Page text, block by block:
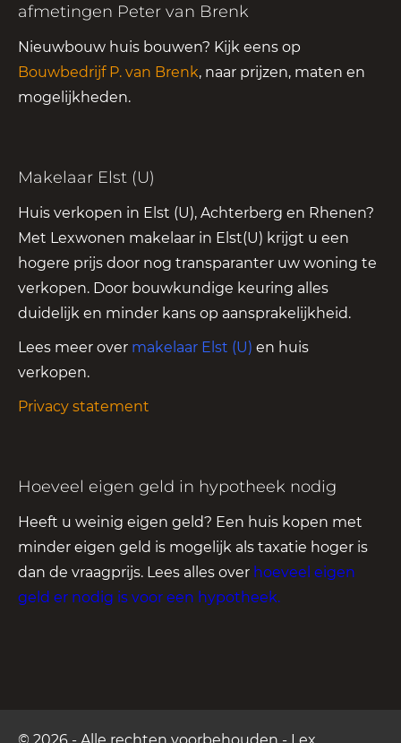
afmetingen Peter van Brenk
Nieuwbouw huis bouwen? Kijk eens op
Bouwbedrijf P. van Brenk, naar prijzen, maten en
mogelijkheden.
Makelaar Elst (U)
Huis verkopen in Elst (U), Achterberg en Rhenen?
Met Lexwonen makelaar in Elst(U) krijgt u een
hogere prijs door nog transparanter uw woning te
verkopen. Door bouwkundige keuring alles
duidelijk en minder kans op aansprakelijkheid.
Lees meer over makelaar Elst (U) en huis
verkopen.
Privacy statement
Hoeveel eigen geld in hypotheek nodig
Heeft u weinig eigen geld? Een huis kopen met
minder eigen geld is mogelijk als taxatie hoger is
dan de vraagprijs. Lees alles over hoeveel eigen
geld er nodig is voor een hypotheek.
© 2026 - Alle rechten voorbehouden - Lex